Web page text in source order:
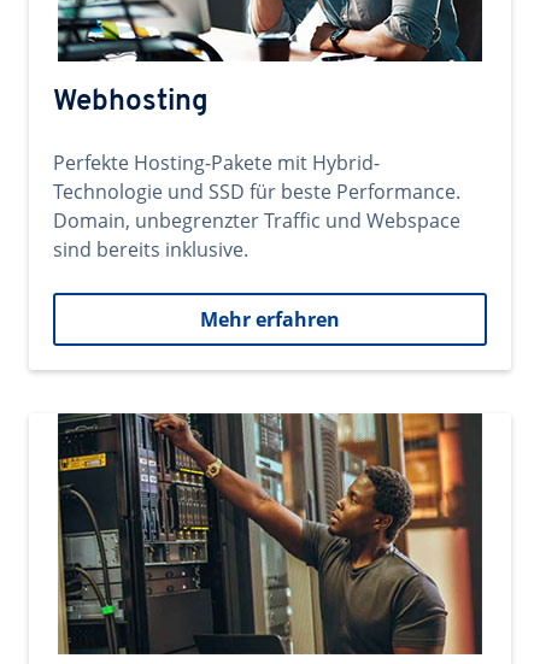
Webhosting
Perfekte Hosting-Pakete mit Hybrid-
Technologie und SSD für beste Performance.
Domain, unbegrenzter Traffic und Webspace
sind bereits inklusive.
Mehr erfahren